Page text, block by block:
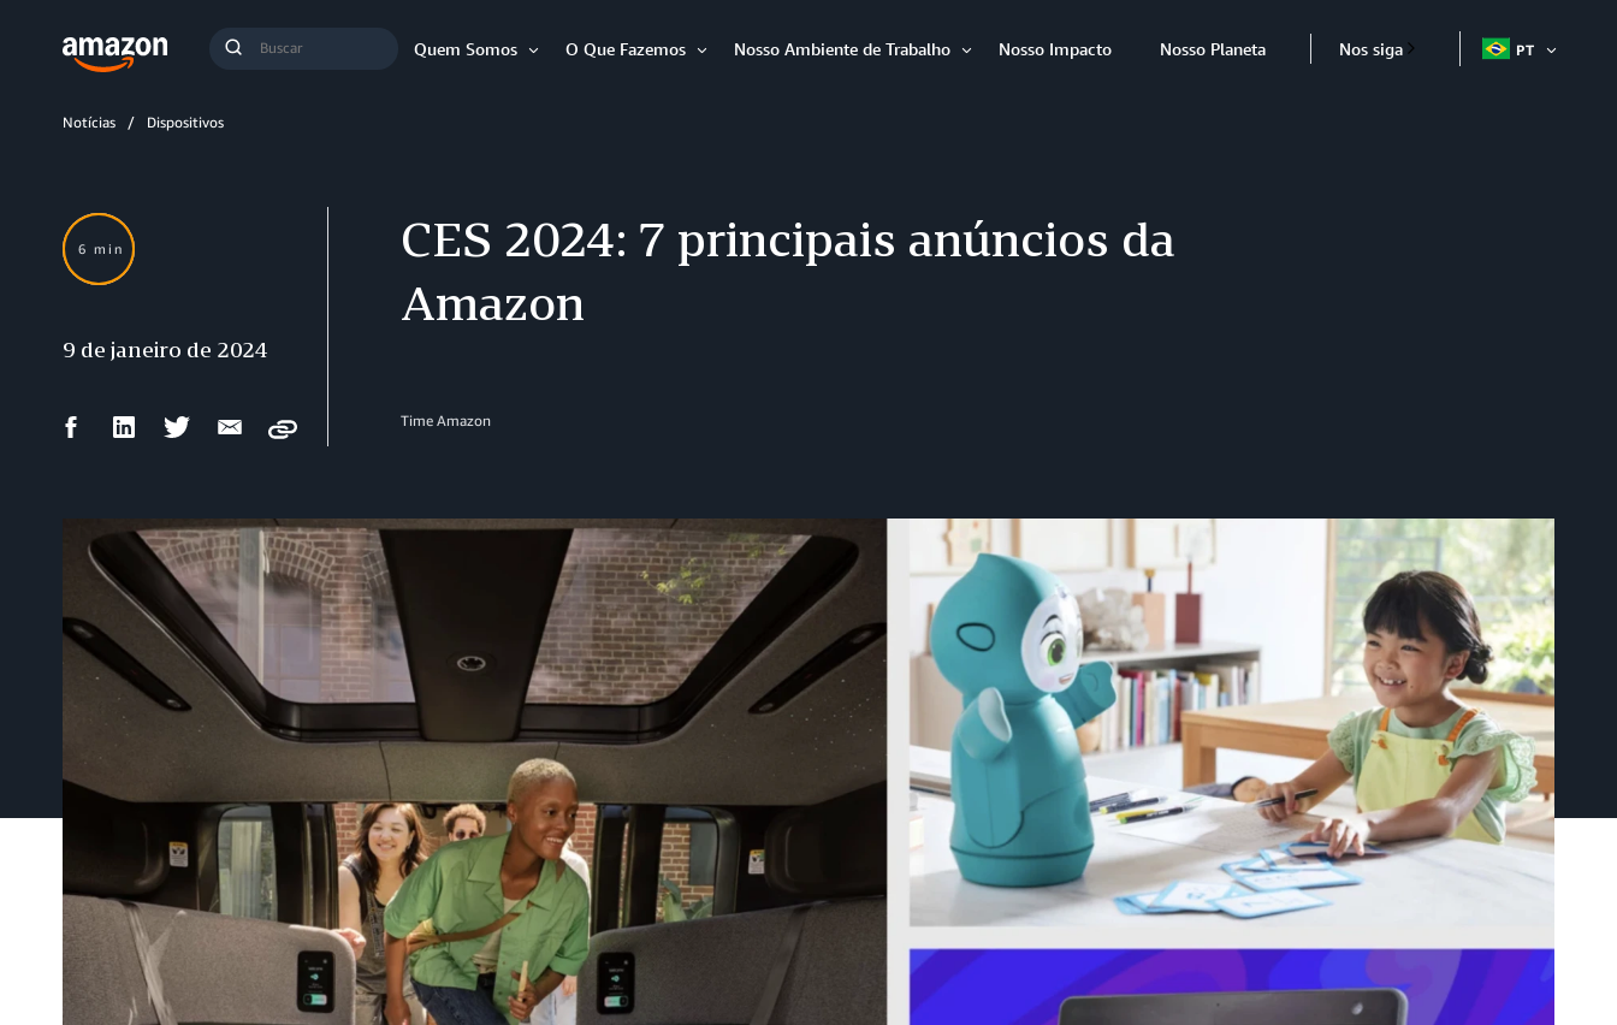
Buscar
Quem Somos
O Que Fazemos
Nosso Ambiente de Trabalho
Nosso Impacto Nosso Planeta Nos siga PT
Notícias Dispositivos
CES 2024: 7 principais anúncios da
Amazon
Time Amazon
6 min
9 de janeiro de 2024
CompartilharCompartilharCompartilharCompartilhar
Copy